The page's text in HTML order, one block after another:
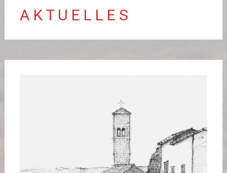
A K T U E L L E S